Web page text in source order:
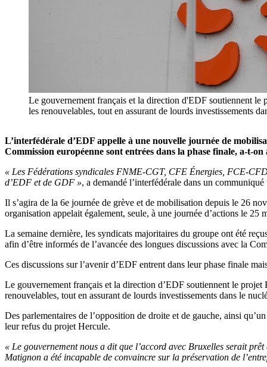
Le gouvernement français et la direction d'EDF soutiennent le
les renouvelables, tout en assurant de lourds investissements
L’interfédérale d’EDF appelle à une nouvelle journée de
Commission européenne sont entrées dans la phase finale, a-t-
« Les Fédérations syndicales FNME-CGT, CFE Énergies, FCE-
d’EDF et de GDF », a demandé l’interfédérale dans un
Il s’agira de la 6e journée de grève et de mobilisation depuis le 26
organisation appelait également, seule, à une journée d’actions le 25
La semaine dernière, les syndicats majoritaires du groupe ont été
afin d’être informés de l’avancée des longues discussions avec la
Ces discussions sur l’avenir d’EDF entrent dans leur phase finale
Le gouvernement français et la direction d’EDF soutiennent le
renouvelables, tout en assurant de lourds investissements dans le
Des parlementaires de l’opposition de droite et de gauche, ainsi
leur refus du projet Hercule.
« Le gouvernement nous a dit que l’accord avec Bruxelles serait
Matignon a été incapable de convaincre sur la préservation de